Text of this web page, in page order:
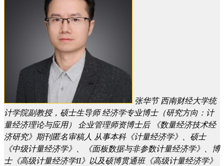
张华节 西南财经大学统
计学院副教授，硕士生导师 经济学专业博士（研究方向：计
量经济理论与应用） 企业管理师资博士后 《数量经济技术经
济研究》期刊匿名审稿人 从事本科《计量经济学》、硕士
《中级计量经济学》、《面板数据与非参数计量经济学》、博
士《高级计量经济学II》以及硕博贯通班《高级计量经济学》